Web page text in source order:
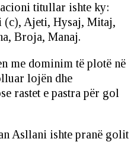
titullar ishte ky:
(c), Ajeti, Hysaj, Mitaj,
Broja, Manaj.
me dominim të plotë në
lojën dhe
rastet e pastra për gol
Asllani ishte pranë golit